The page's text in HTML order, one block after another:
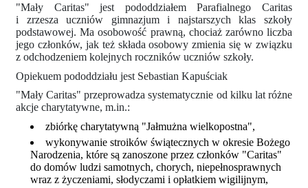
"Mały Caritas" jest pododdziałem Parafialnego Caritas
i zrzesza uczniów gimnazjum i najstarszych klas szkoły
podstawowej. Ma osobowość prawną, chociaż zarówno liczba
jego członków, jak też składa osobowy zmienia się w związku
z odchodzeniem kolejnych roczników uczniów szkoły.
Opiekuem pododdziału jest Sebastian Kapuściak
"Mały Caritas" przeprowadza systematycznie od kilku lat różne
akcje charytatywne, m.in.:
zbiórkę charytatywną "Jałmużna wielkopostna",
wykonywanie stroików świątecznych w okresie Bożego
Narodzenia, które są zanoszone przez członków "Caritas"
do domów ludzi samotnych, chorych, niepełnosprawnych
wraz z życzeniami, słodyczami i opłatkiem wigilijnym,